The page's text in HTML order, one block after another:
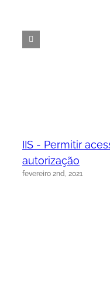
IIS - Permitir
autorização
fevereiro 2nd, 2021